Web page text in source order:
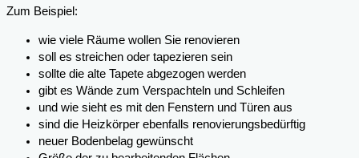
Zum Beispiel:
wie viele Räume wollen Sie renovieren
soll es streichen oder tapezieren sein
sollte die alte Tapete abgezogen werden
gibt es Wände zum Verspachteln und Schleifen
und wie sieht es mit den Fenstern und Türen aus
sind die Heizkörper ebenfalls renovierungsbedürftig
neuer Bodenbelag gewünscht